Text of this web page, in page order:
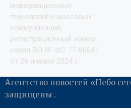
информационных
технологий и массовых
коммуникаций,
регистрационный номер
серия ЭЛ № ФС 77-86641
от 26 января 2024 г.
Агентство новостей «Небо
защищены .